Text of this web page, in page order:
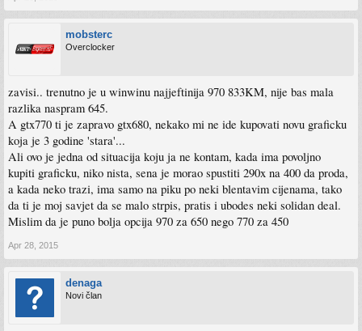
mobsterc
Overclocker
zavisi.. trenutno je u winwinu najjeftinija 970 833KM, nije bas mala
razlika naspram 645.
A gtx770 ti je zapravo gtx680, nekako mi ne ide kupovati novu graficku
koja je 3 godine 'stara'...
Ali ovo je jedna od situacija koju ja ne kontam, kada ima povoljno
kupiti graficku, niko nista, sena je morao spustiti 290x na 400 da proda,
a kada neko trazi, ima samo na piku po neki blentavim cijenama, tako
da ti je moj savjet da se malo strpis, pratis i ubodes neki solidan deal.
Mislim da je puno bolja opcija 970 za 650 nego 770 za 450
Apr 28, 2015
denaga
Novi član